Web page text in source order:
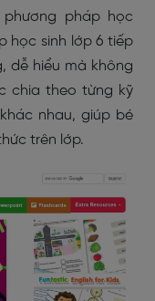
phương pháp học
học sinh lớp 6 tiếp
dễ hiểu mà không
chia theo từng kỹ
nhau, giúp bé
trên lớp.